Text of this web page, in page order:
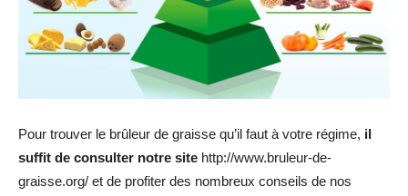
Pour trouver le brûleur de graisse qu’il faut à votre régime, il
suffit de consulter notre site http://www.bruleur-de-
graisse.org/ et de profiter des nombreux conseils de nos